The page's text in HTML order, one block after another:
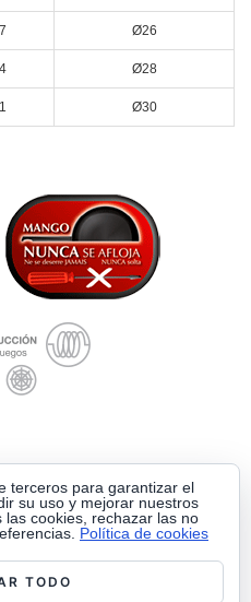
Ø26
Ø28
Ø30
terceros para garantizar el
su uso y mejorar nuestros
cookies, rechazar las no
Política de cookies
TODO